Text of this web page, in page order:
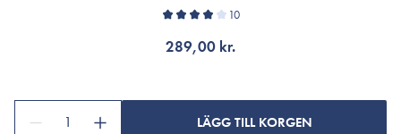
10
289,00 kr.
1 LÄGG TILL KORGEN